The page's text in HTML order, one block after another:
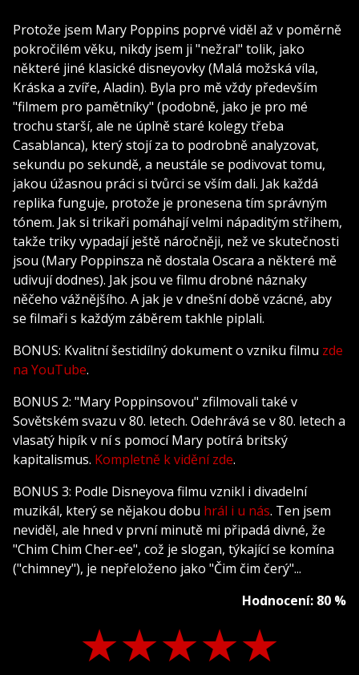
Protože jsem Mary Poppins poprvé viděl až v poměrně
pokročilém věku, nikdy jsem ji "nežral" tolik, jako
některé jiné klasické disneyovky (Malá možská víla,
Kráska a zvíře, Aladin). Byla pro mě vždy především
"filmem pro pamětníky" (podobně, jako je pro mé
trochu starší, ale ne úplně staré kolegy třeba
Casablanca), který stojí za to podrobně analyzovat,
sekundu po sekundě, a neustále se podivovat tomu,
jakou úžasnou práci si tvůrci se vším dali. Jak každá
replika funguje, protože je pronesena tím správným
tónem. Jak si trikaři pomáhají velmi nápaditým střihem,
takže triky vypadají ještě náročněji, než ve skutečnosti
jsou (Mary Poppinsza ně dostala Oscara a některé mě
udivují dodnes). Jak jsou ve filmu drobné náznaky
něčeho vážnějšího. A jak je v dnešní době vzácné, aby
se filmaři s každým záběrem takhle piplali.
BONUS: Kvalitní šestidílný dokument o vzniku filmu zde
na YouTube.
BONUS 2: "Mary Poppinsovou" zfilmovali také v
Sovětském svazu v 80. letech. Odehrává se v 80. letech a
vlasatý hipík v ní s pomocí Mary potírá britský
kapitalismus. Kompletně k vidění zde.
BONUS 3: Podle Disneyova filmu vznikl i divadelní
muzikál, který se nějakou dobu hrál i u nás. Ten jsem
neviděl, ale hned v první minutě mi připadá divné, že
"Chim Chim Cher-ee", což je slogan, týkající se komína
("chimney"), je nepřeloženo jako "Čim čim čerý"...
Hodnocení: 80 %
★★★★★